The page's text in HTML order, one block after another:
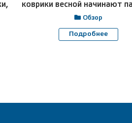
коврики весной начинают
Обзор
Подробнее